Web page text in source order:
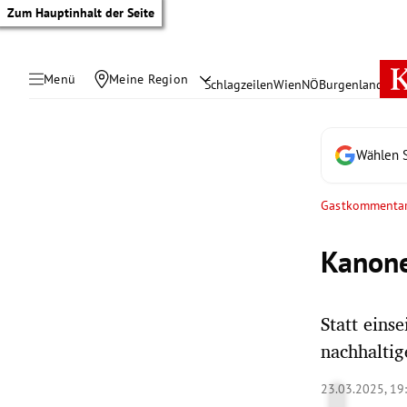
Zum Hauptinhalt der Seite
Menü Meine Region SchlagzeilenWienNÖBurgenland
Wählen
Statt
23.03.2025,